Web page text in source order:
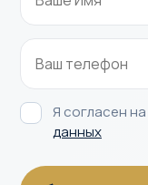
Я согласен на
данных